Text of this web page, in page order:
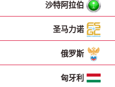
沙特阿拉伯
圣马力诺
俄罗斯
匈牙利